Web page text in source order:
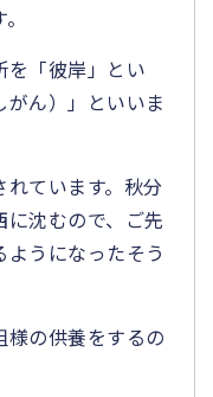
を「彼岸」とい
ん）」といいま
れています。秋分
沈むので、ご先
うになったそう
様の供養をするの